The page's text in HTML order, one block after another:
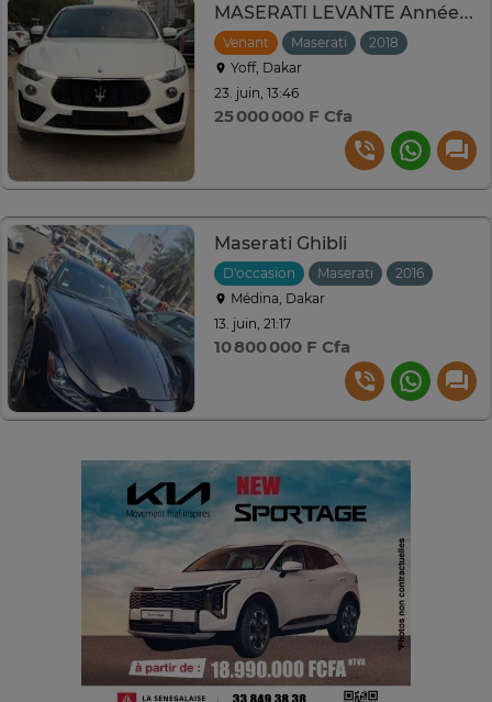
MASERATI LEVANTE Année : 2018
Venant Maserati 2018
Yoff, Dakar
23. juin, 13:46
25 000 000 F Cfa
Maserati Ghibli
D'occasion Maserati 2016
Médina, Dakar
13. juin, 21:17
10 800 000 F Cfa